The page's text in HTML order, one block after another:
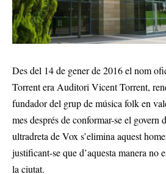
Des del 14 de gener de 2016 el nom
Torrent era Auditori Vicent Torrent,
fundador del grup de música folk en
mes després de conformar-se el govern
ultradreta de Vox s’elimina aquest
justificant-se que d’aquesta manera no
la ciutat.